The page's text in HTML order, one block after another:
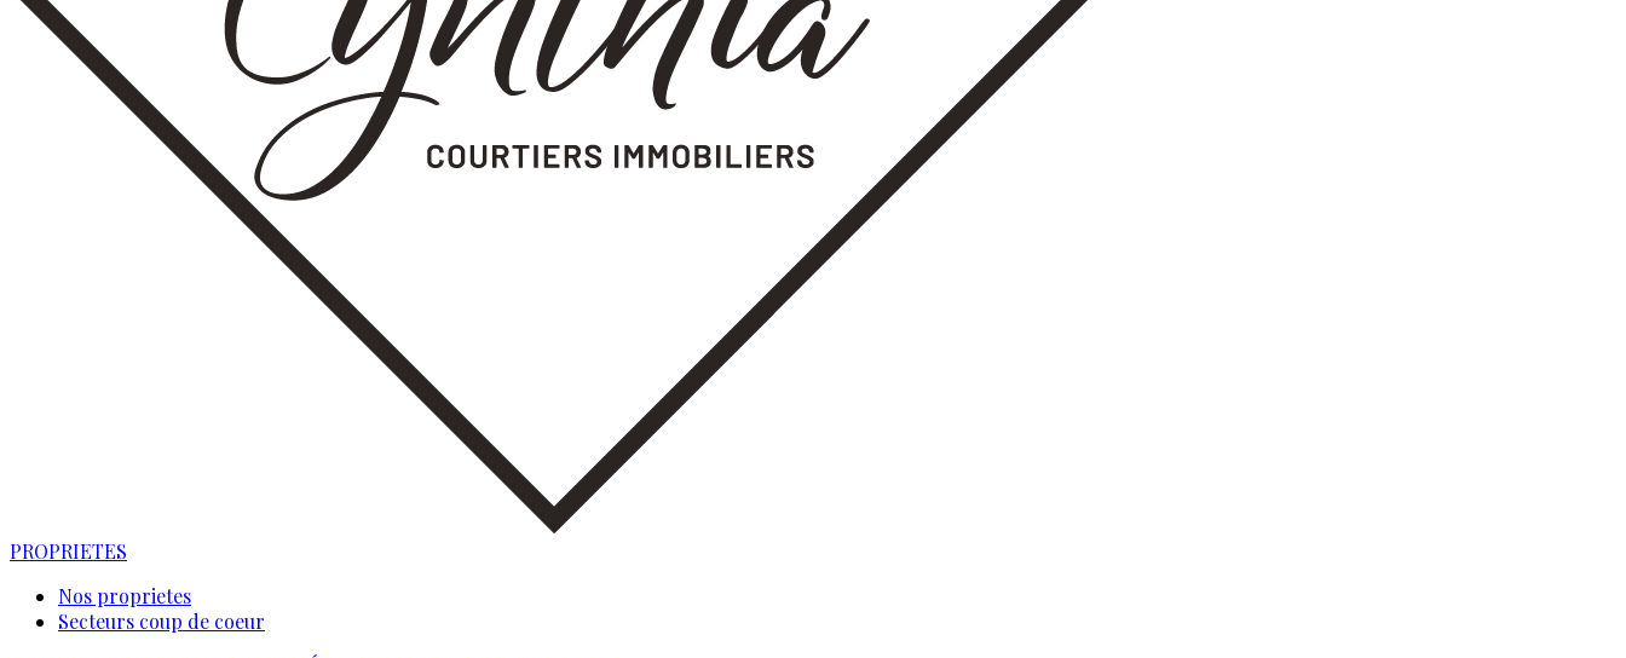
PROPRIETES
Nos proprietes
Secteurs coup de coeur